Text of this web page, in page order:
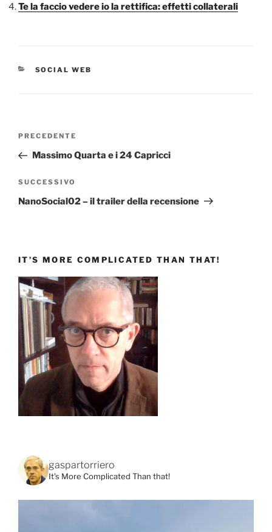
Te la faccio vedere io la rettifica: effetti collaterali
CATEGORIE
SOCIAL WEB
Navigazione
Articolo
precedente:
PRECEDENTE
Massimo Quarta e i 24 Capricci
Articolo
successivo
SUCCESSIVO
NanoSocial02 – il trailer della recensione
IT’S MORE COMPLICATED THAN THAT!
gaspartorriero
It's More Complicated Than that!